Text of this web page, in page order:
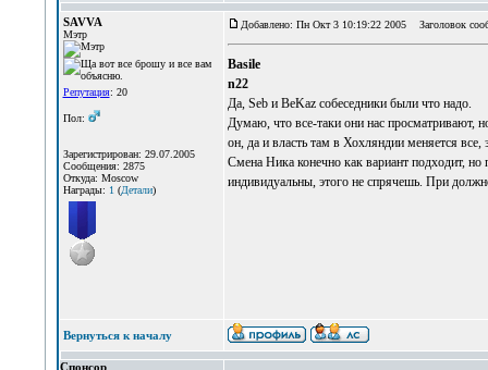
SAVVA
Мэтр
Репутация: 20
Пол:
Зарегистрирован: 29.07.2005
Сообщения: 2875
Откуда: Moscow
Награды: 1 (Детали)
Добавлено: Пн Окт 3 10:19:22 2005 Заголовок
Basile
n22
Да, Seb и BeKaz собеседники были что надо.
Думаю, что все-таки они нас просматривают,
он, да и власть там в Хохляндии меняется все,
Смена Ника конечно как вариант подходит,
индивидуальны, этого не спрячешь. При
Вернуться к началу
Спонсор